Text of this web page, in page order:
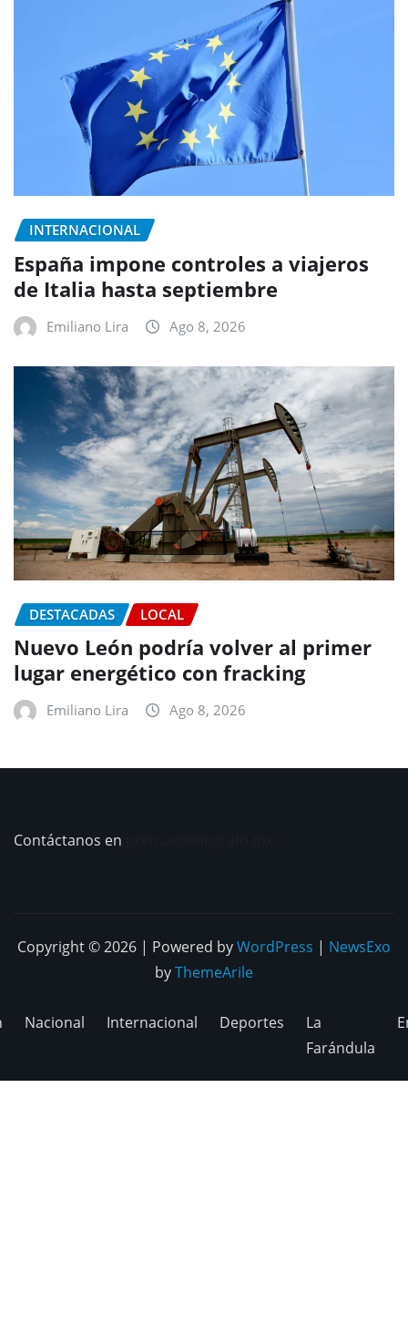
INTERNACIONAL
España impone controles a viajeros
de Italia hasta septiembre
Emiliano Lira Ago 8, 2026
DESTACADAS LOCAL
Nuevo León podría volver al primer
lugar energético con fracking
Emiliano Lira Ago 8, 2026
Contáctanos en
Copyright © 2026 | Powered byWordPress | NewsExo
byThemeArile
Nacional Internacional Deportes
La
Farándula